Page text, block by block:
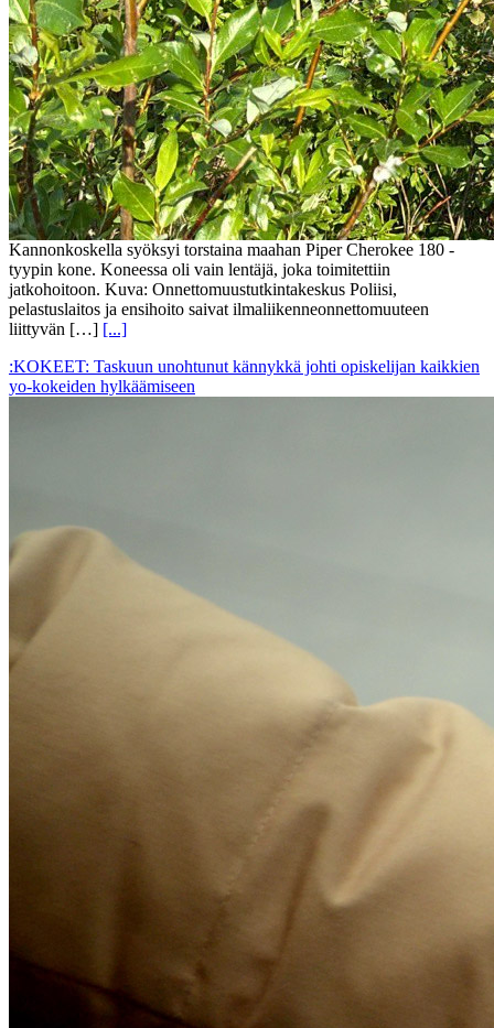
Kannonkoskella syöksyi torstaina maahan Piper Cherokee 180 -
tyypin kone. Koneessa oli vain lentäjä, joka toimitettiin
jatkohoitoon. Kuva: Onnettomuustutkintakeskus Poliisi,
pelastuslaitos ja ensihoito saivat ilmaliikenneonnettomuuteen
liittyvän […] [...]
:KOKEET: Taskuun unohtunut kännykkä johti opiskelijan kaikkien
yo-kokeiden hylkäämiseen